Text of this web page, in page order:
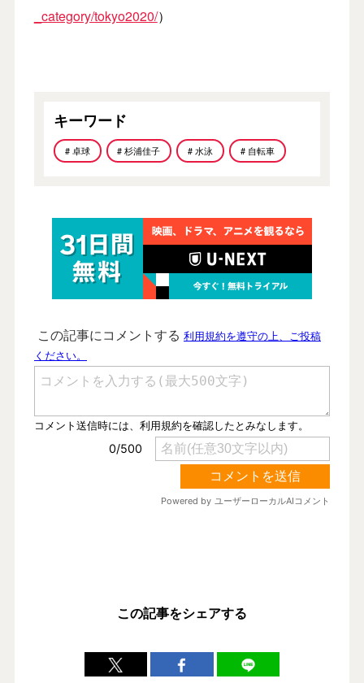
_category/tokyo2020/）
キーワード
# 卓球 # 杉浦佳子 # 水泳 # 自転車
この記事をシェアする